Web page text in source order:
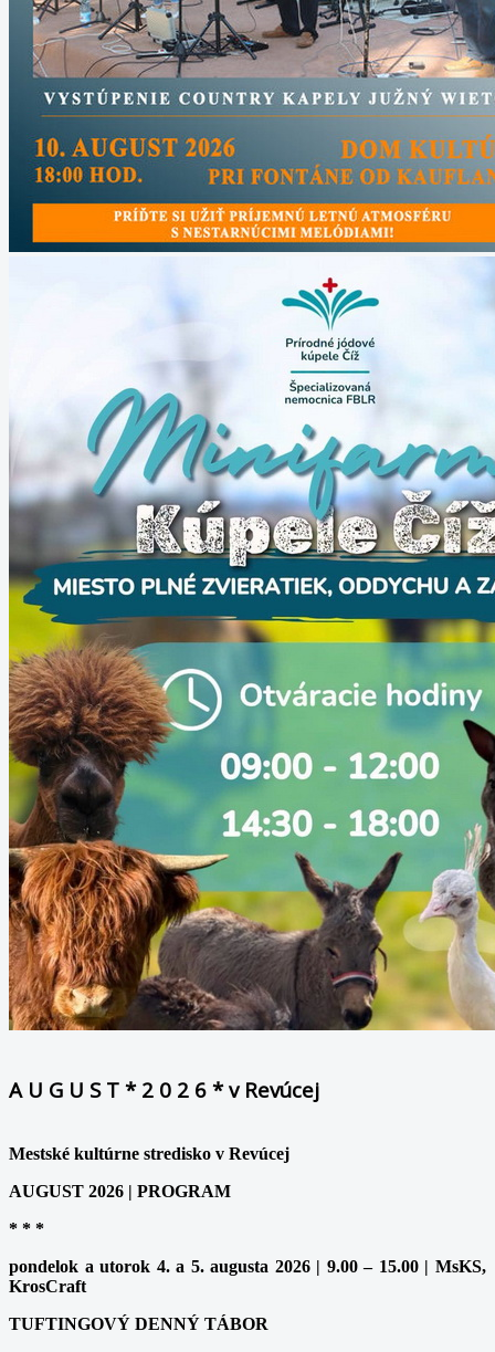
A U G U S T * 2 0 2 6 * v Revúcej
Mestské kultúrne stredisko v Revúcej
AUGUST 2026 | PROGRAM
* * *
pondelok a utorok 4. a 5. augusta 2026 | 9.00 – 15.00 | MsKS,
KrosCraft
TUFTINGOVÝ DENNÝ TÁBOR